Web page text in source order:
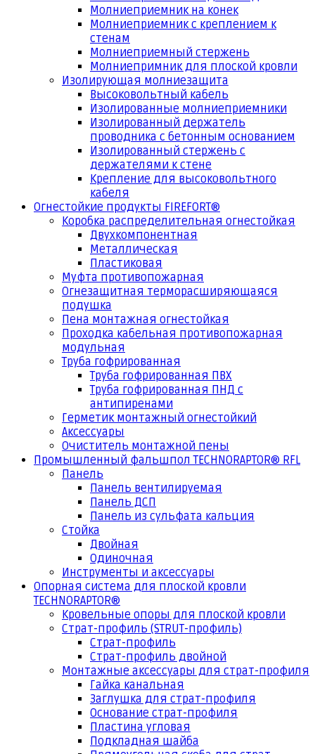
Молниеприемник на конек
Молниеприемник с креплением к
стенам
Молниеприемный стержень
Молниепримник для плоской кровли
Изолирующая молниезащита
Высоковольтный кабель
Изолированные молниеприемники
Изолированный держатель
проводника с бетонным основанием
Изолированный стержень с
держателями к стене
Крепление для высоковольтного
кабеля
Огнестойкие продукты FIREFORT®
Коробка распределительная огнестойкая
Двухкомпонентная
Металлическая
Пластиковая
Муфта противопожарная
Огнезащитная терморасширяющаяся
подушка
Пена монтажная огнестойкая
Проходка кабельная противопожарная
модульная
Труба гофрированная
Труба гофрированная ПВХ
Труба гофрированная ПНД с
антипиренами
Герметик монтажный огнестойкий
Аксессуары
Очиститель монтажной пены
Промышленный фальшпол TECHNORAPTOR® RFL
Панель
Панель вентилируемая
Панель ДСП
Панель из сульфата кальция
Стойка
Двойная
Одиночная
Инструменты и аксессуары
Опорная система для плоской кровли
TECHNORAPTOR®
Кровельные опоры для плоской кровли
Страт-профиль (STRUT-профиль)
Страт-профиль
Страт-профиль двойной
Монтажные аксессуары для страт-профиля
Гайка канальная
Заглушка для страт-профиля
Основание страт-профиля
Пластина угловая
Подкладная шайба